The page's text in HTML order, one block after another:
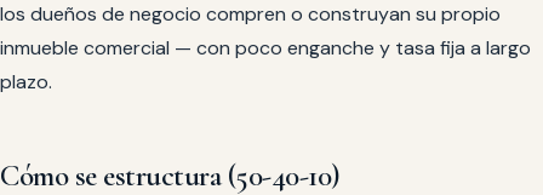
los dueños de negocio compren o construyan su propio
inmueble comercial — con poco enganche y tasa fija a largo
plazo.
Cómo se estructura (50-40-10)